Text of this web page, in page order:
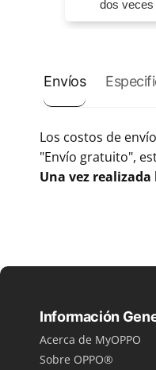
dos veces
Envíos
Los costos de
"Envío gratuito",
Una vez
Información
Acerca de MyOPPO
Sobre OPPO®